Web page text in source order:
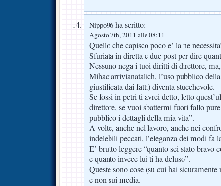
Nippo96 ha scritto:
Agosto 7th, 2011 alle 08:11
Quello che capisco poco e’ la ne
Sfuriata in diretta e due post per dire
Nessuno nega i tuoi diritti di direttore,
Mihaciarrivianatalich, l’uso pubblico
giustificata dai fatti) diventa stucchevole.
Se fossi in petri ti avrei detto, letto
direttore, se vuoi sbattermi fuori fallo
pubblico i dettagli della mia vita”.
A volte, anche nel lavoro, anche nei
indelebili peccati, l’eleganza dei modi fa
E’ brutto leggere “quanto sei stato
e quanto invece lui ti ha deluso”.
Queste sono cose (su cui hai
e non sui media.